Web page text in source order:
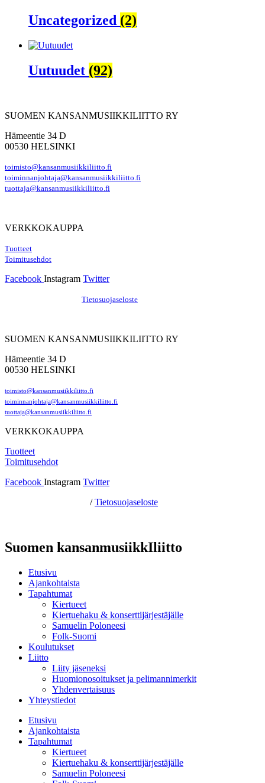
Uncategorized (2)
Uutuudet (92)
SUOMEN KANSANMUSIIKKILIITTO RY
Hämeentie 34 D
00530 HELSINKI
toimisto@kansanmusiikkiliitto.fi
toiminnanjohtaja@kansanmusiikkiliitto.fi
tuottaja@kansanmusiikkiliitto.fi
VERKKOKAUPPA
Tuotteet
Toimitusehdot
Facebook Instagram Twitter
Tietosuojaseloste
SUOMEN KANSANMUSIIKKILIITTO RY
Hämeentie 34 D
00530 HELSINKI
toimisto@kansanmusiikkiliitto.fi
toiminnanjohtaja@kansanmusiikkiliitto.fi
tuottaja@kansanmusiikkiliitto.fi
VERKKOKAUPPA
Tuotteet
Toimitusehdot
Facebook Instagram Twitter
/Tietosuojaseloste
Suomen kansanmusiikkIliitto
Etusivu
Ajankohtaista
Tapahtumat
Kiertueet
Kiertuehaku & konserttijärjestäjälle
Samuelin Poloneesi
Folk-Suomi
Koulutukset
Liitto
Liity jäseneksi
Huomionosoitukset ja pelimannimerkit
Yhdenvertaisuus
Yhteystiedot
Etusivu
Ajankohtaista
Tapahtumat
Kiertueet
Kiertuehaku & konserttijärjestäjälle
Samuelin Poloneesi